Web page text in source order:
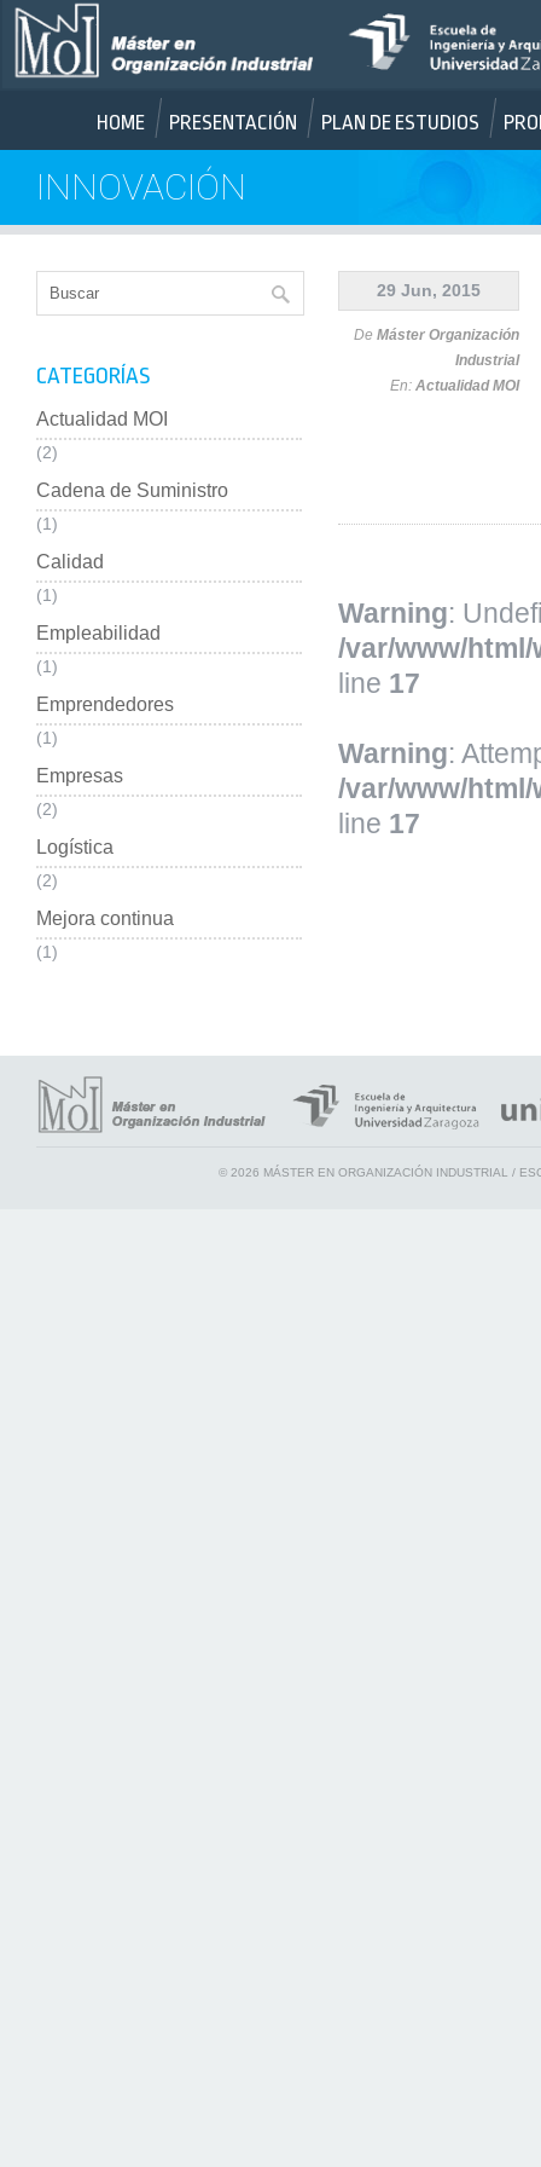
HOME PRESENTACIÓN PLAN DE ESTUDIOS
INNOVACIÓN
29 Jun, 2015
De Máster Organización
Industrial
En: Actualidad MOI
Warning:
/var/www/
line 17
Warning:
/var/www/
line 17
CATEGORÍAS
Actualidad MOI
(2)
Cadena de Suministro
(1)
Calidad
(1)
Empleabilidad
(1)
Emprendedores
(1)
Empresas
(2)
Logística
(2)
Mejora continua
(1)
© 2026 MÁSTER EN ORGANIZACIÓN INDUSTRIAL /